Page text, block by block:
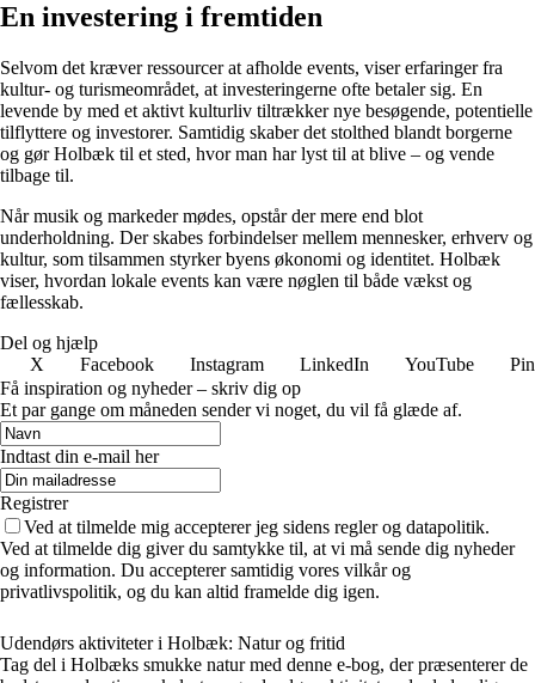
En investering i fremtiden
Selvom det kræver ressourcer at afholde events, viser erfaringer fra
kultur- og turismeområdet, at investeringerne ofte betaler sig. En
levende by med et aktivt kulturliv tiltrækker nye besøgende, potentielle
tilflyttere og investorer. Samtidig skaber det stolthed blandt borgerne
og gør Holbæk til et sted, hvor man har lyst til at blive – og vende
tilbage til.
Når musik og markeder mødes, opstår der mere end blot
underholdning. Der skabes forbindelser mellem mennesker, erhverv og
kultur, som tilsammen styrker byens økonomi og identitet. Holbæk
viser, hvordan lokale events kan være nøglen til både vækst og
fællesskab.
Del og hjælp
X
Facebook Instagram LinkedIn YouTube
Få inspiration og nyheder – skriv dig op
Et par gange om måneden sender vi noget, du vil få glæde af.
Indtast din e-mail her
Registrer
Ved at tilmelde mig accepterer jeg sidens regler og datapolitik.
Ved at tilmelde dig giver du samtykke til, at vi må sende dig nyheder
og information. Du accepterer samtidig vores vilkår og
privatlivspolitik, og du kan altid framelde dig igen.
Udendørs aktiviteter i Holbæk: Natur og fritid
Tag del i Holbæks smukke natur med denne e-bog, der præsenterer de